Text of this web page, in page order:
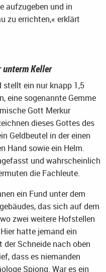
aufzugeben und in
zu errichten,« erklärt
unterm Keller
stellt ein nur knapp 1,5
eine sogenannte Gemme
Gott Merkur
dieses Gottes des
Geldbeutel in der einen
Hand sowie ein Helm.
und wahrscheinlich
die Fachleute.
ein Fund unter dem
das sich auf dem
zwei weitere Hofstellen
hatte jemand ein
Schneide nach oben
dass es niemanden
Spiong. War es ein